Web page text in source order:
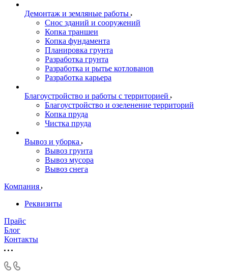
Демонтаж и земляные работы
Снос зданий и сооружений
Копка траншеи
Копка фундамента
Планировка грунта
Разработка грунта
Разработка и рытье котлованов
Разработка карьера
Благоустройство и работы с территорией
Благоустройство и озеленение территорий
Копка пруда
Чистка пруда
Вывоз и уборка
Вывоз грунта
Вывоз мусора
Вывоз снега
Компания
Реквизиты
Прайс
Блог
Контакты